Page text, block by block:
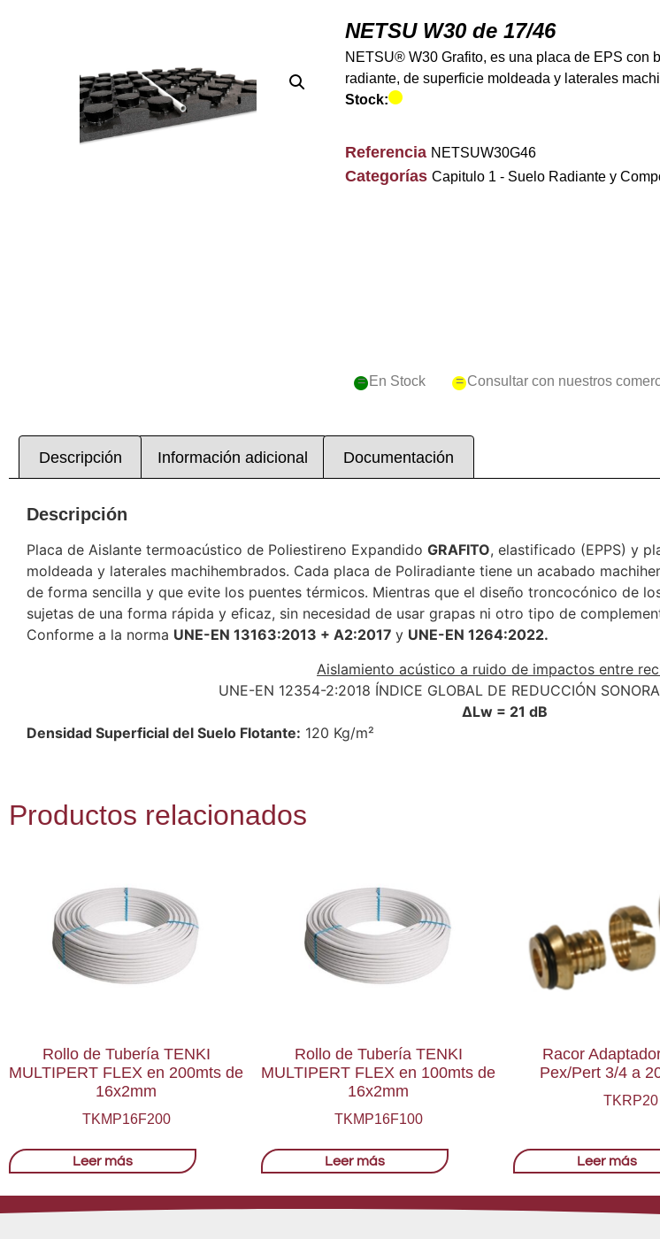
NETSU W30 de 17/46
NETSU® W30 Grafito, es una placa de EPS con
radiante, de superficie moldeada y laterales
Stock:
Referencia NETSUW30G46
Categorías Capitulo 1 - Suelo Radiante y
= En Stock = Consultar con nuestros
Descripción Información adicional Documentación
Descripción
Placa de Aislante termoacústico de Poliestireno Expandido GRAFITO, elastificado (EPPS) y
moldeada y laterales machihembrados. Cada placa de Poliradiante tiene un acabado
de forma sencilla y que evite los puentes térmicos. Mientras que el diseño troncocónico de
sujetas de una forma rápida y eficaz, sin necesidad de usar grapas ni otro tipo de
Conforme a la norma UNE-EN 13163:2013 + A2:2017 y UNE-EN 1264:2022.
Aislamiento acústico a ruido de impactos entre
UNE-EN 12354-2:2018 ÍNDICE GLOBAL DE REDUCCIÓN
ΔLw = 21 dB
Densidad Superficial del Suelo Flotante: 120 Kg/m²
Productos relacionados
Rollo de Tubería TENKI
MULTIPERT FLEX en 200mts de
16x2mm
TKMP16F200
Leer más
Rollo de Tubería TENKI
MULTIPERT FLEX en 100mts de
16x2mm
TKMP16F100
Leer más
Racor
Pex/Pert 3/4 a
TKRP20
Leer más